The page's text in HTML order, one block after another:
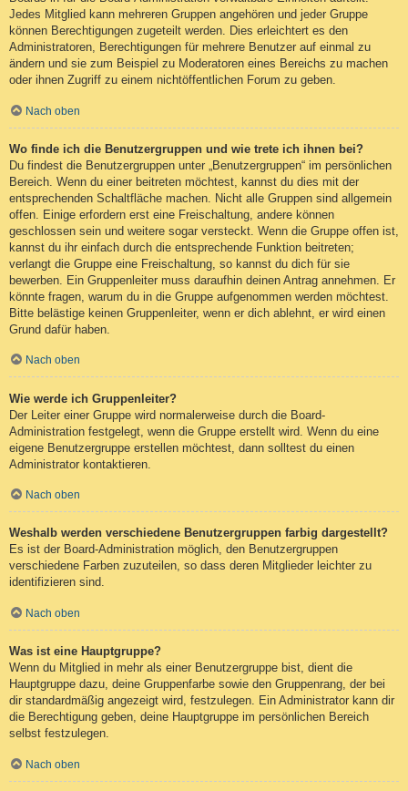
Jedes Mitglied kann mehreren Gruppen angehören und jeder Gruppe
können Berechtigungen zugeteilt werden. Dies erleichtert es den
Administratoren, Berechtigungen für mehrere Benutzer auf einmal zu
ändern und sie zum Beispiel zu Moderatoren eines Bereichs zu machen
oder ihnen Zugriff zu einem nichtöffentlichen Forum zu geben.
Nach oben
Wo finde ich die Benutzergruppen und wie trete ich ihnen bei?
Du findest die Benutzergruppen unter „Benutzergruppen“ im persönlichen
Bereich. Wenn du einer beitreten möchtest, kannst du dies mit der
entsprechenden Schaltfläche machen. Nicht alle Gruppen sind allgemein
offen. Einige erfordern erst eine Freischaltung, andere können
geschlossen sein und weitere sogar versteckt. Wenn die Gruppe offen ist,
kannst du ihr einfach durch die entsprechende Funktion beitreten;
verlangt die Gruppe eine Freischaltung, so kannst du dich für sie
bewerben. Ein Gruppenleiter muss daraufhin deinen Antrag annehmen. Er
könnte fragen, warum du in die Gruppe aufgenommen werden möchtest.
Bitte belästige keinen Gruppenleiter, wenn er dich ablehnt, er wird einen
Grund dafür haben.
Nach oben
Wie werde ich Gruppenleiter?
Der Leiter einer Gruppe wird normalerweise durch die Board-
Administration festgelegt, wenn die Gruppe erstellt wird. Wenn du eine
eigene Benutzergruppe erstellen möchtest, dann solltest du einen
Administrator kontaktieren.
Nach oben
Weshalb werden verschiedene Benutzergruppen farbig dargestellt?
Es ist der Board-Administration möglich, den Benutzergruppen
verschiedene Farben zuzuteilen, so dass deren Mitglieder leichter zu
identifizieren sind.
Nach oben
Was ist eine Hauptgruppe?
Wenn du Mitglied in mehr als einer Benutzergruppe bist, dient die
Hauptgruppe dazu, deine Gruppenfarbe sowie den Gruppenrang, der bei
dir standardmäßig angezeigt wird, festzulegen. Ein Administrator kann dir
die Berechtigung geben, deine Hauptgruppe im persönlichen Bereich
selbst festzulegen.
Nach oben